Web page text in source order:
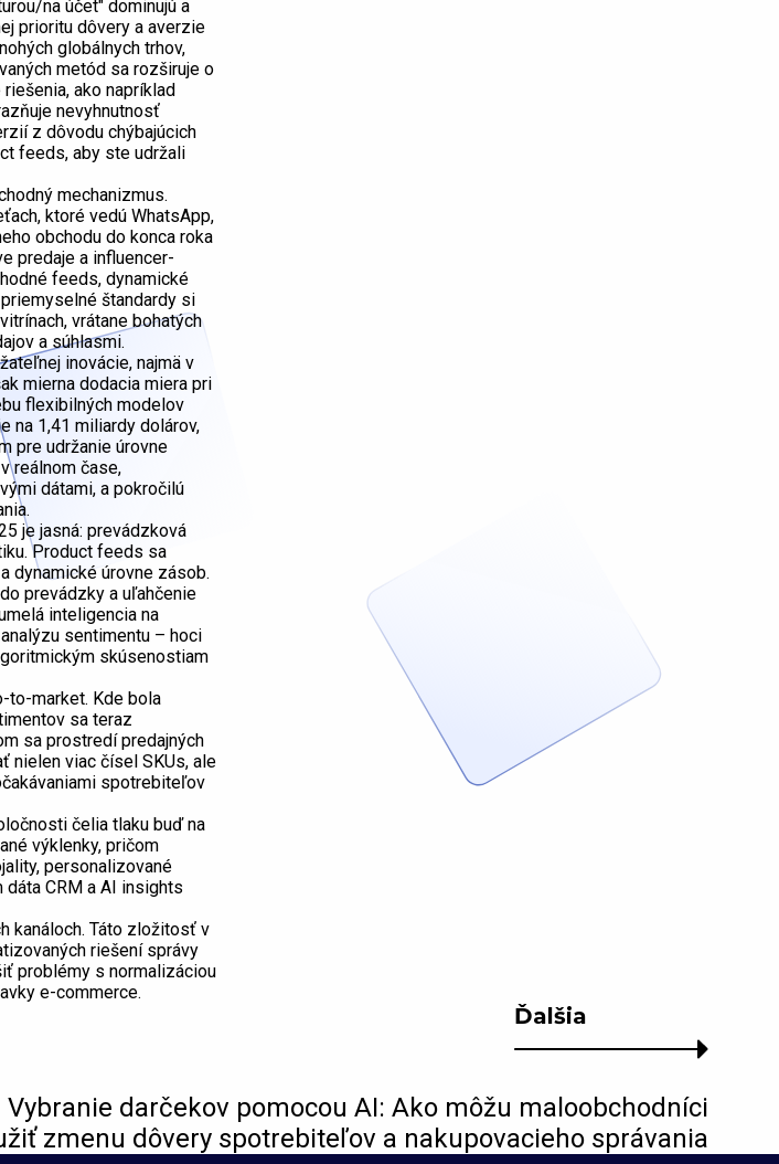
na účet" dominujú a
prioritu dôvery a averzie
globálnych trhov,
metód sa rozširuje o
ako napríklad
nevyhnutnosť
z dôvodu chýbajúcich
feeds, aby ste udržali
mechanizmus.
ktoré vedú WhatsApp,
obchodu do konca roka
predaje a influencer-
feeds, dynamické
štandardy si
vrátane bohatých
a súhlasmi.
inovácie, najmä v
mierna dodacia miera pri
flexibilných modelov
na 1,41 miliardy dolárov,
pre udržanie úrovne
reálnom čase,
dátami, a pokročilú
je jasná: prevádzková
Product feeds sa
dynamické úrovne zásob.
prevádzky a uľahčenie
inteligencia na
sentimentu – hoci
skúsenostiam
to-market. Kde bola
sa teraz
sa prostredí predajných
nielen viac čísel SKUs, ale
spotrebiteľov
čelia tlaku buď na
výklenky, pričom
personalizované
CRM a AI insights
kanáloch. Táto zložitosť v
riešení správy
problémy s normalizáciou
e-commerce.
Ďalšia
Vybranie darčekov pomocou AI: Ako môžu maloobchodníci
zmenu dôvery spotrebiteľov a nakupovacieho správania